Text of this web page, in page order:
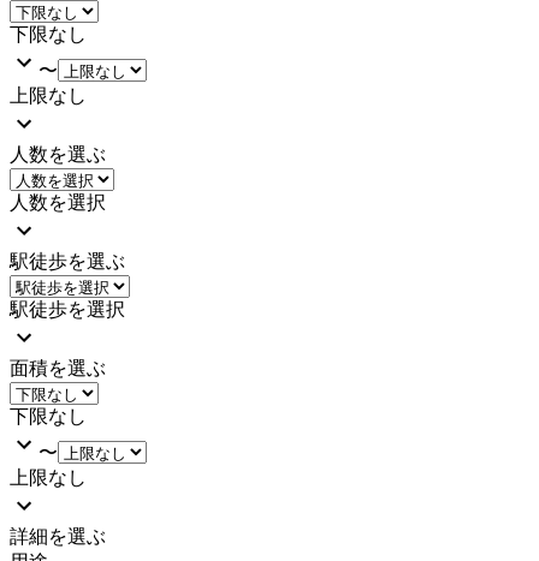
下限なし
〜
上限なし
人数を選ぶ
人数を選択
駅徒歩を選ぶ
駅徒歩を選択
面積を選ぶ
下限なし
〜
上限なし
詳細を選ぶ